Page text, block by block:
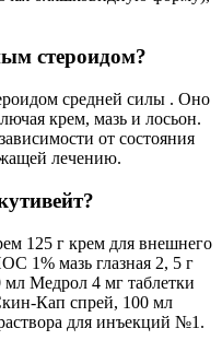
стероидом?
средней силы . Оно
крем, мазь и лосьон.
от состояния
лечению.
125 г крем для внешнего
1% мазь глазная 2, 5 г
Медрол 4 мг таблетки
Кап спрей, 100 мл
для инъекций №1.